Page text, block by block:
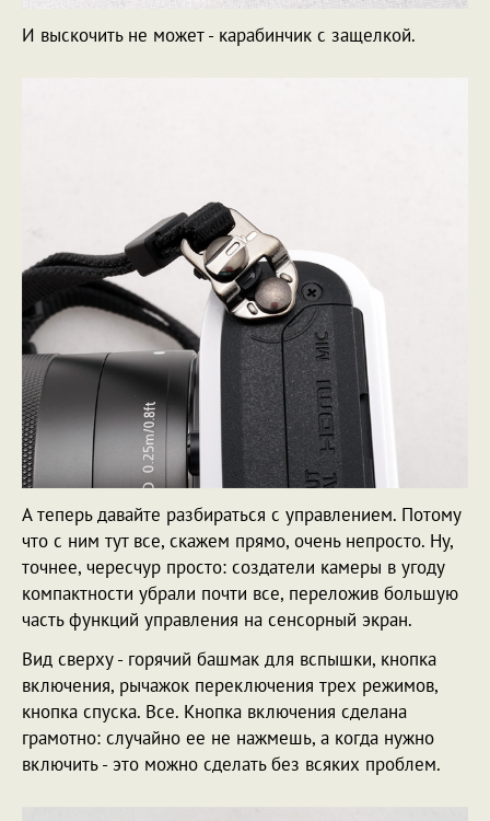
И выскочить не может - карабинчик с защелкой.
А теперь давайте разбираться с управлением. Потому
что с ним тут все, скажем прямо, очень непросто. Ну,
точнее, чересчур просто: создатели камеры в угоду
компактности убрали почти все, переложив большую
часть функций управления на сенсорный экран.
Вид сверху - горячий башмак для вспышки, кнопка
включения, рычажок переключения трех режимов,
кнопка спуска. Все. Кнопка включения сделана
грамотно: случайно ее не нажмешь, а когда нужно
включить - это можно сделать без всяких проблем.